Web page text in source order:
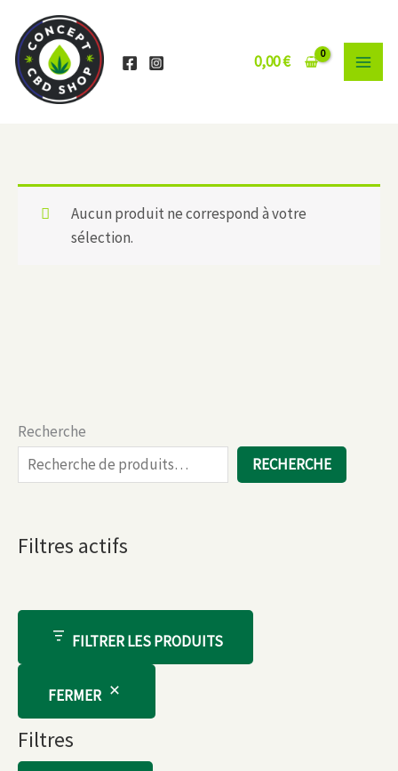
contenu
0,00€
Recherche
RECHERCHE
Filtres actifs
FILTRER LES PRODUITS
FERMER
Filtres
Aucun produit ne correspond à votre
sélection.